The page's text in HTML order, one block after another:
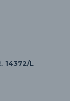
14372/L